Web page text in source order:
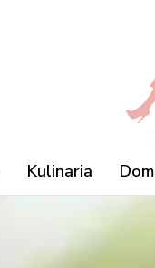
Kulinaria Dom